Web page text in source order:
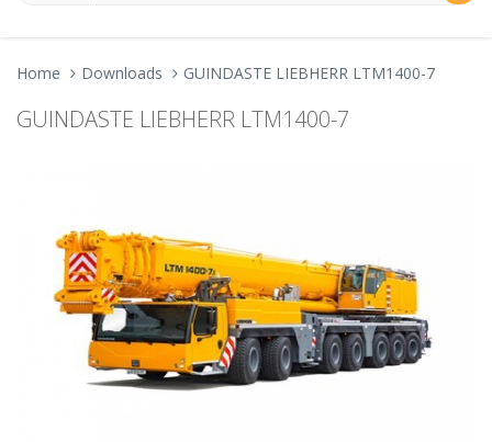
Home Downloads GUINDASTE LIEBHERR LTM1400-7
GUINDASTE LIEBHERR LTM1400-7